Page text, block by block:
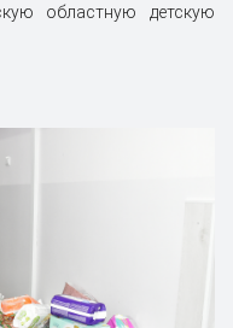
областную детскую